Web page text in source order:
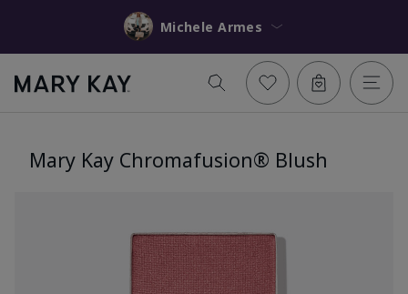
Michele Armes
Mary Kay Chromafusion® Blush